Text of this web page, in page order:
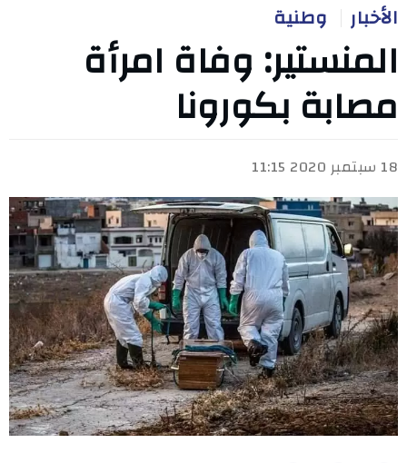
الأخبار وطنية
المنستير: وفاة امرأة
مصابة بكورونا
18 سبتمبر 2020 11:15